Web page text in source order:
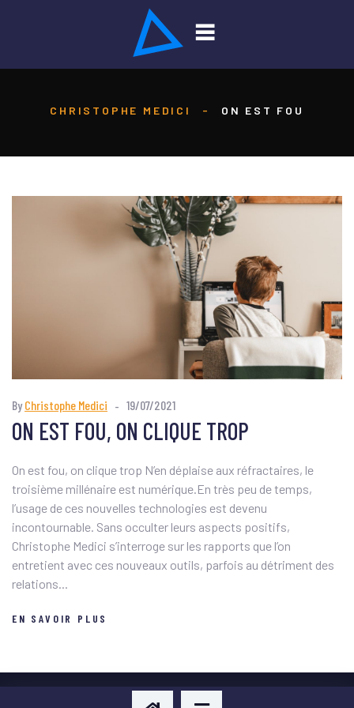
CHRISTOPHE MEDICI - ON EST FOU
ByChristophe Medici 19/07/2021
ON EST FOU, ON CLIQUE TROP
On est fou, on clique trop N’en déplaise aux réfractaires, le
troisième millénaire est numérique.En très peu de temps,
l’usage de ces nouvelles technologies est devenu
incontournable. Sans occulter leurs aspects positifs,
Christophe Medici s’interroge sur les rapports que l’on
entretient avec ces nouveaux outils, parfois au détriment des
relations...
EN SAVOIR PLUS
Copyright © 2026 Developped et Super Powered by